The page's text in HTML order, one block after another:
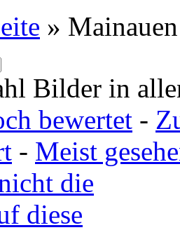
»
Bilder in
bewertet -
- Meist